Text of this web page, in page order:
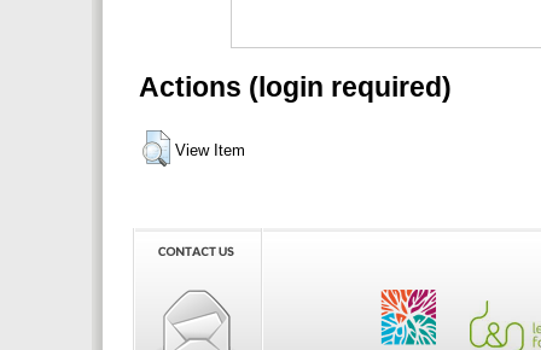
Actions (login required)
View Item